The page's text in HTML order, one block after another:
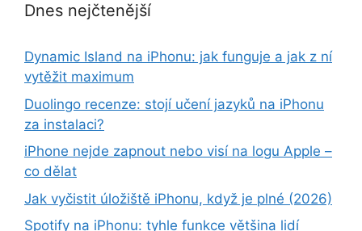
Dnes nejčtenější
Dynamic Island na iPhonu: jak funguje a jak z ní
vytěžit maximum
Duolingo recenze: stojí učení jazyků na iPhonu
za instalaci?
iPhone nejde zapnout nebo visí na logu Apple –
co dělat
Jak vyčistit úložiště iPhonu, když je plné (2026)
Spotify na iPhonu: tyhle funkce většina lidí